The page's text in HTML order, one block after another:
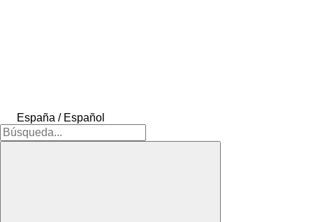
España / Español